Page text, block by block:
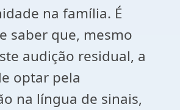
na família. É
saber que, mesmo
audição residual, a
optar pela
na língua de sinais,